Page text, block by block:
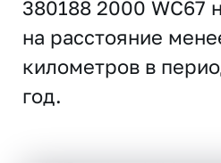
380188 2000 WC67
на расстояние
километров в
год.